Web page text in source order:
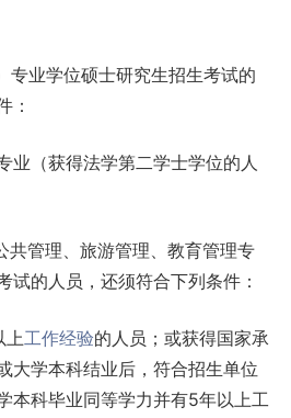
专业学位硕士研究生招生考试的
：
业（获得法学第二学士学位的人
共管理、旅游管理、教育管理专
试的人员，还须符合下列条件：
上工作经验的人员；或获得国家承
大学本科结业后，符合招生单位
本科毕业同等学力并有5年以上工